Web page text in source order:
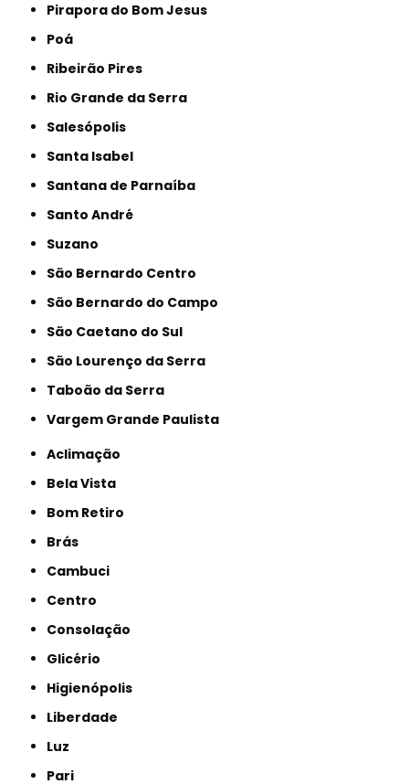
Pirapora do Bom Jesus
Poá
Ribeirão Pires
Rio Grande da Serra
Salesópolis
Santa Isabel
Santana de Parnaíba
Santo André
Suzano
São Bernardo Centro
São Bernardo do Campo
São Caetano do Sul
São Lourenço da Serra
Taboão da Serra
Vargem Grande Paulista
Aclimação
Bela Vista
Bom Retiro
Brás
Cambuci
Centro
Consolação
Glicério
Higienópolis
Liberdade
Luz
Pari